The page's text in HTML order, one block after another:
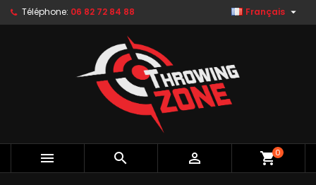
Téléphone: 06 82 72 84 88 Français 
   shopping_cart0